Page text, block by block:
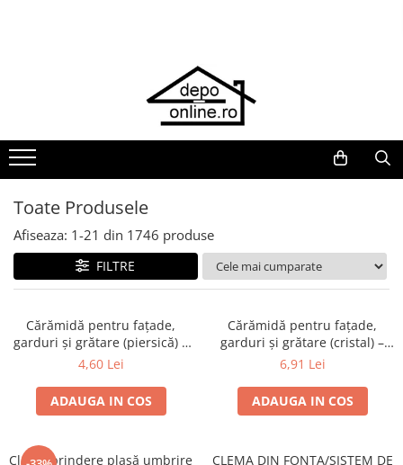
Grătare barbeque din fontă
România
PLITE DIN FONTĂ
GRĂTARE DE GRĂDINĂ
Cuptoare de pizza
Grătare din fontă
Grătare electrice
Toate Produsele
Afiseaza: 1-21 din 1746 produse
FILTRE
Cărămidă pentru fațade,
garduri și grătare (piersică) –
250 × 120 × 65 mm
4,60 Lei
ADAUGA IN COS
Cărămidă pentru fațade,
garduri și grătare (cristal) –
250 × 120 × 65 mm
6,91 Lei
ADAUGA IN COS
Clemă prindere plasă umbrire
CLEMA DIN FONTA/SISTEM DE